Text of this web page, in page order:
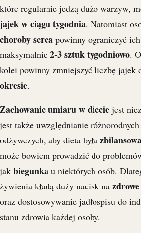
które regularnie jedzą dużo warzyw,
jajek w ciągu tygodnia. Natomiast
choroby serca powinny ograniczyć
maksymalnie 2-3 sztuk tygodniowo.
kolei powinny zmniejszyć liczbę jajek
okresie.
Zachowanie umiaru w diecie jest
jest także uwzględnianie
odżywczych, aby dieta była
może bowiem prowadzić do
jak biegunka u niektórych osób.
żywienia kładą duży nacisk na
oraz dostosowywanie jadłospisu do
stanu zdrowia każdej osoby.